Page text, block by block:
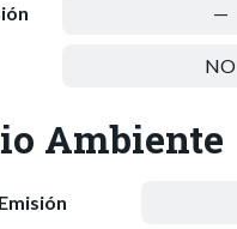
—
NO
Ambiente